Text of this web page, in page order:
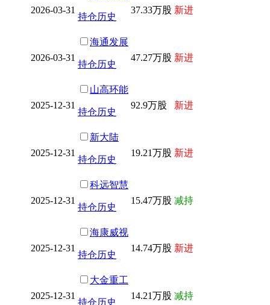
2026-03-31
持仓历史
37.33万股 新进
2026-03-31
海通发展
持仓历史
47.27万股 新进
2025-12-31
山高环能
持仓历史
92.9万股 新进
2025-12-31
新大陆
持仓历史
19.21万股 新进
2025-12-31
科远智慧
持仓历史
15.47万股 减持
2025-12-31
海康威视
持仓历史
14.74万股 新进
2025-12-31
大金重工
持仓历史
14.21万股 减持